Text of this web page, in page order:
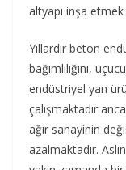
altyapı inşa
Yıllardır beton
bağımlılığını,
endüstriyel yan
çalışmaktadır
ağır sanayinin
azalmaktadır.